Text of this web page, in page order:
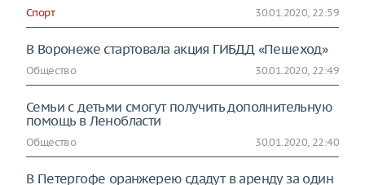
Спорт 30.01.2020, 22:59
В Воронеже стартовала акция ГИБДД «Пешеход»
Общество 30.01.2020, 22:49
Семьи с детьми смогут получить дополнительную
помощь в Ленобласти
Общество 30.01.2020, 22:40
В Петергофе оранжерею сдадут в аренду за один